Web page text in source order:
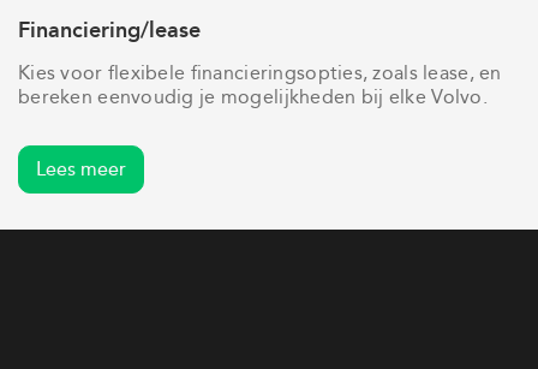
Financiering/lease
Kies voor flexibele financieringsopties, zoals lease, en
bereken eenvoudig je mogelijkheden bij elke Volvo.
Lees meer